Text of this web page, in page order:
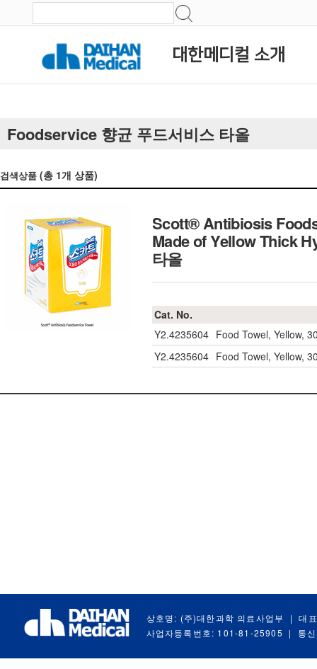
대한메디컬 소개
Foodservice 향균 푸드서비스 타올
검색상품 (총 1개 상품)
Scott® Antibiosis
Made of Yellow Thick
타올
Cat. No.
Y2.4235604 Food Towel, Yellow,
Y2.4235604 Food Towel, Yellow,
상호명: (주)대한과학 의료사업부 |
대
사업자등록번호: 101-81-25905
| 통